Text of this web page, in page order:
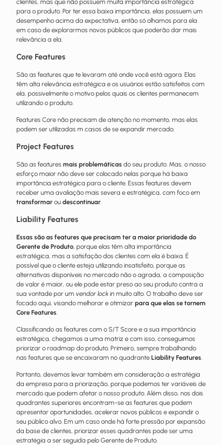
clientes, mas que não possuem muita importância estratégica
para o produto. Por ter essa baixa importância, elas possuem um
desempenho acima da expectativa, então só olhamos para ela
em caso de explorarmos novos públicos que poderão dar mais
relevância a ela.
Core Features
São as features que te levaram até onde você está agora. Elas
têm alta relevância estratégica e os usuários estão satisfeitos com
ela, possivelmente o motivo pelos quais os clientes permanecem
utilizando o produto.
Features Core não precisam de atenção no momento, mas elas
podem ser utilizadas m casos de se expandir mercado.
Project Features
São as features mais problemáticas do seu produto. Mas, o nosso
esforço maior não deve ser colocado nelas porque há baixa
importância estratégica para o cliente. Essas features devem
receber uma avaliação mais severa e estratégica, com foco em
transformar ou descontinuar.
Liability Features
Essas são as features que precisam ter a maior prioridade do
Gerente de Produto, porque elas têm alta importância
estratégica, mas a satisfação dos clientes com ela é baixa. É
possível que o cliente esteja utilizando insatisfeito, porque as
alternativas disponíveis no mercado não o agrada, a composição
de valor é maior, ou ele pode estar preso ao seu produto contra a
sua vontade por um vendor lock in muito alto. O trabalho deve ser
focado aqui, visando melhorar e otimizar para que elas se tornem
Core Features.
Classificando as features com o S/T Score e a sua importância
estratégica, chegamos a uma matriz e com isso, conseguimos
priorizar o roadmap do produto. Primeiro, sempre trabalhando
nas features que se encaixaram no quadrante Liability Features.
Portanto, devemos levar também em consideração a estratégia
da empresa para a priorização, porque podemos ter variáveis de
mercado que podem afetar o nosso produto. Além disso, nos dois
quadrantes superiores encontram-se as features que podem
apresentar oportunidades, acelerar novos públicos e expandir o
seu público alvo. Em um caso onde há forte pressão por expansão
da base de clientes, priorizar esses quadrantes pode ser uma
estratégia a ser seguida pelo Gerente de Produto.